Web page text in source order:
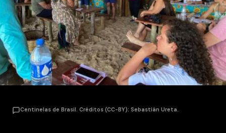
Centinelas de Brasil. Créditos (CC-BY): Sebastián Ureta.